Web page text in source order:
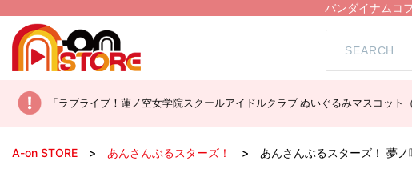
バンダイナムコ
「ラブライブ！蓮ノ空女学院スクールアイドルクラブ ぬいぐるみマスコッ
A-on STORE あんさんぶるスターズ！ あんさんぶるスターズ！ 夢